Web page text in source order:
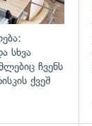
სხვა
ჩვენს
ქვეშ